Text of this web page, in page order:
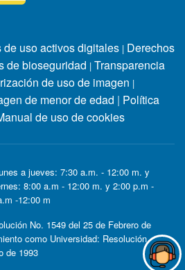
uso activos digitales | Derechos
de bioseguridad | Transparencia
de uso de imagen |
de menor de edad | Política
de uso de cookies
a jueves: 7:30 a.m. - 12:00 m. y
8:00 a.m - 12:00 m. y 2:00 p.m -
-12:00 m
No. 1549 del 25 de Febrero de
como Universidad: Resolución
de 1993